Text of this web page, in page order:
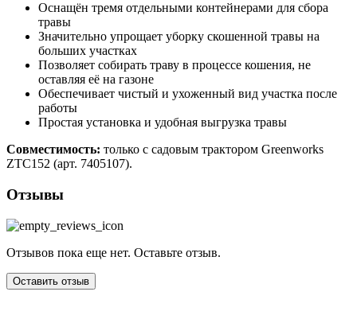
Оснащён тремя отдельными контейнерами для сбора
травы
Значительно упрощает уборку скошенной травы на
больших участках
Позволяет собирать траву в процессе кошения, не
оставляя её на газоне
Обеспечивает чистый и ухоженный вид участка после
работы
Простая установка и удобная выгрузка травы
Совместимость: только с садовым трактором Greenworks
ZTC152 (арт. 7405107).
Отзывы
Отзывов пока еще нет. Оставьте отзыв.
Оставить отзыв